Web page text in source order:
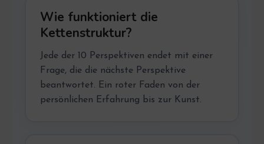
Wie funktioniert die
Kettenstruktur?
Jede der 10 Perspektiven endet mit einer
Frage, die die nächste Perspektive
beantwortet. Ein roter Faden von der
persönlichen Erfahrung bis zur Kunst.